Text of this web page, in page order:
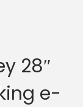
28″
e-